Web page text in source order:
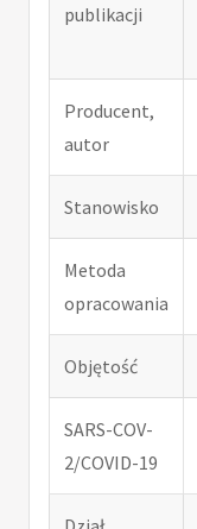
publikacji
Producent,
autor
Stanowisko
Metoda
opracowania
Objętość
SARS-COV-
2/COVID-19